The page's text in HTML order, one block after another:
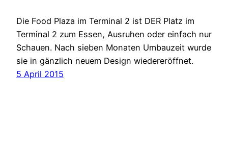
Die Food Plaza im Terminal 2 ist DER Platz im
Terminal 2 zum Essen, Ausruhen oder einfach nur
Schauen. Nach sieben Monaten Umbauzeit wurde
sie in gänzlich neuem Design wiedereröffnet.
5 April 2015